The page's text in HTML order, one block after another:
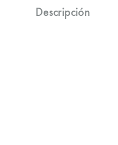
Descripción